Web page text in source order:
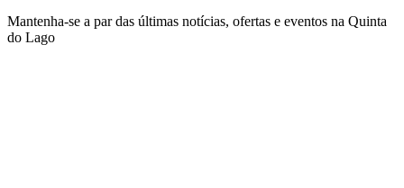
Mantenha-se a par das últimas notícias, ofertas e eventos na Quinta
do Lago